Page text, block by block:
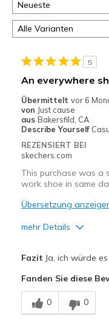
5
An everywhere
Übermittelt vor 6
von Just cause
aus Bakersfild, CA
Describe Yourself
REZENSIERT BEI
skechers.com
This purchase was a
work shoe in same
Übersetzung
mehr Details
Breathe Well
Comfortable
Fazit Ja, ich würde
Fanden Sie diese
0 0